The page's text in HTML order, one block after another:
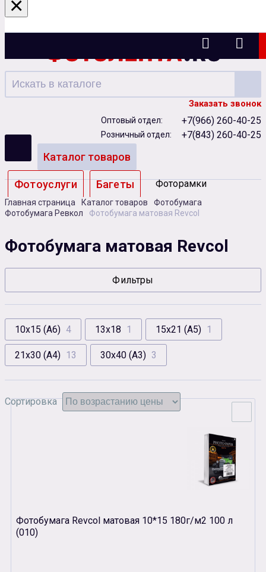
Казань
Заказать звонок
Оптовый отдел: +7(966) 260-40-25
Розничный отдел: +7(843) 260-40-25
Каталог товаров
Фотоуслуги Багеты Фоторамки
Альбомы
Бумага Карты памяти
Сувенирная продукция Зарядные устройства
Аксессуары
Главная страница Каталог товаров
Фотобумага
Фотобумага Ревкол
Фотобумага матовая Revcol
Фотобумага матовая Revcol
Фильтры
10х15 (А6) 4 13х18 1 15х21 (А5) 1
21х30 (А4) 13 30х40 (А3) 3
Сортировка
Фотобумага Revcol матовая 10*15 180г/м2 100 л
(010)
×